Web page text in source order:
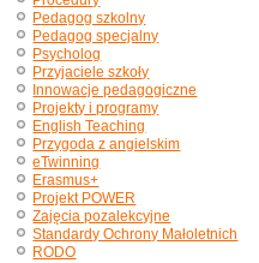
Pedagog szkolny
Pedagog specjalny
Psycholog
Przyjaciele szkoły
Innowacje pedagogiczne
Projekty i programy
English Teaching
Przygoda z angielskim
eTwinning
Erasmus+
Projekt POWER
Zajęcia pozalekcyjne
Standardy Ochrony Małoletnich
RODO